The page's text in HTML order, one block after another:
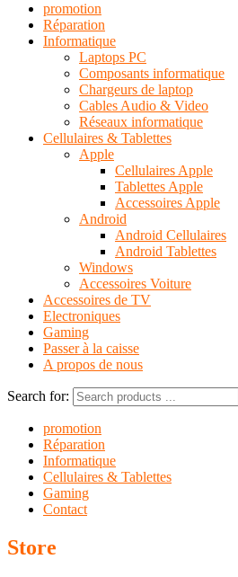
promotion
Réparation
Informatique
Laptops PC
Composants informatique
Chargeurs de laptop
Cables Audio & Video
Réseaux informatique
Cellulaires & Tablettes
Apple
Cellulaires Apple
Tablettes Apple
Accessoires Apple
Android
Android Cellulaires
Android Tablettes
Windows
Accessoires Voiture
Accessoires de TV
Electroniques
Gaming
Passer à la caisse
A propos de nous
Search for:
promotion
Réparation
Informatique
Cellulaires & Tablettes
Gaming
Contact
Store